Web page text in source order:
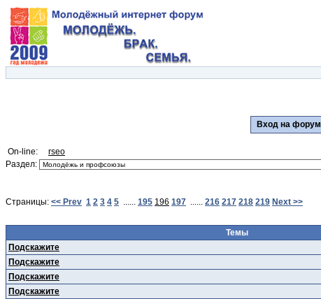
Вход на форум
On-line:
rseo
Раздел:
Страницы: << Prev 1 2 3 4 5 ...... 195 196 197 ...... 216 217 218 219 Next >>
Темы
Подскажите
Подскажите
Подскажите
Подскажите